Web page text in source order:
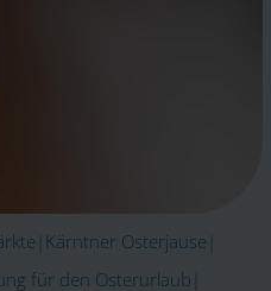
Kärntner Osterjause
für den Osterurlaub